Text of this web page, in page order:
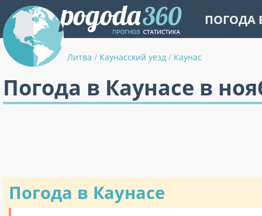
ПОГОДА
Литва / Каунасский уезд / Каунас
Погода в Каунасе в
Погода в Каунасе